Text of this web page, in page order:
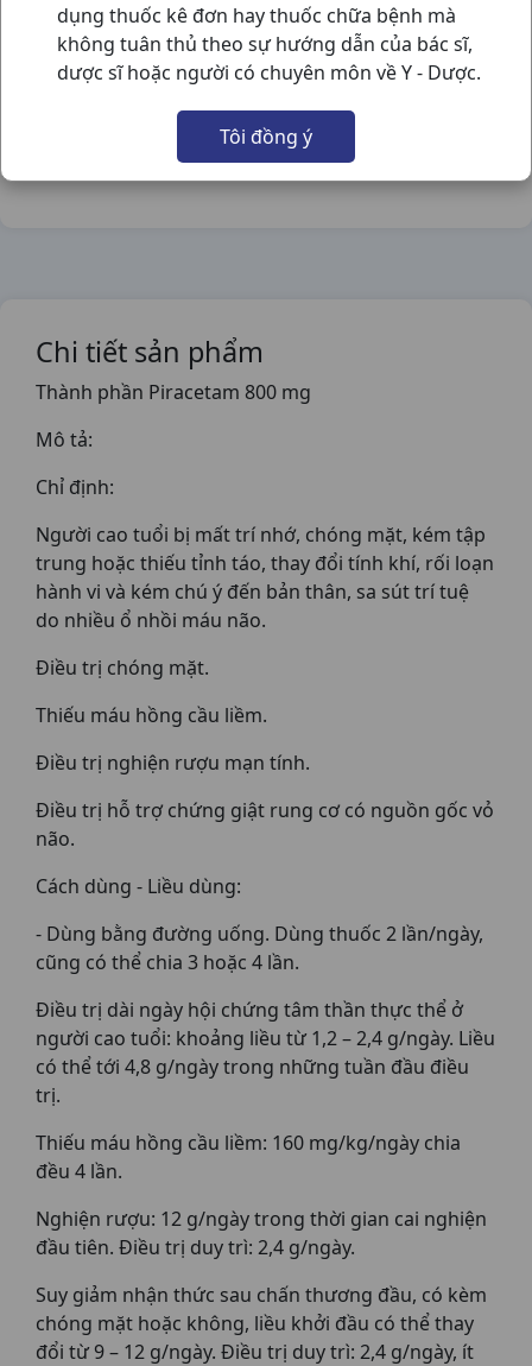
dụng thuốc kê đơn hay thuốc chữa bệnh mà
không tuân thủ theo sự hướng dẫn của bác sĩ,
dược sĩ hoặc người có chuyên môn về Y - Dược.
Tôi đồng ý
NSX:Stellapharm
Nhóm hàng:Thần Kinh - Mạch Máu Não,
Chia sẻ qua mạng xã hội:
Chi tiết sản phẩm
Thành phần Piracetam 800 mg
Mô tả:
Chỉ định:
Người cao tuổi bị mất trí nhớ, chóng mặt, kém tập
trung hoặc thiếu tỉnh táo, thay đổi tính khí, rối loạn
hành vi và kém chú ý đến bản thân, sa sút trí tuệ
do nhiều ổ nhồi máu não.
Điều trị chóng mặt.
Thiếu máu hồng cầu liềm.
Điều trị nghiện rượu mạn tính.
Điều trị hỗ trợ chứng giật rung cơ có nguồn gốc vỏ
não.
Cách dùng - Liều dùng:
- Dùng bằng đường uống. Dùng thuốc 2 lần/ngày,
cũng có thể chia 3 hoặc 4 lần.
Điều trị dài ngày hội chứng tâm thần thực thể ở
người cao tuổi: khoảng liều từ 1,2 – 2,4 g/ngày. Liều
có thể tới 4,8 g/ngày trong những tuần đầu điều
trị.
Thiếu máu hồng cầu liềm: 160 mg/kg/ngày chia
đều 4 lần.
Nghiện rượu: 12 g/ngày trong thời gian cai nghiện
đầu tiên. Điều trị duy trì: 2,4 g/ngày.
Suy giảm nhận thức sau chấn thương đầu, có kèm
chóng mặt hoặc không, liều khởi đầu có thể thay
đổi từ 9 – 12 g/ngày. Điều trị duy trì: 2,4 g/ngày, ít